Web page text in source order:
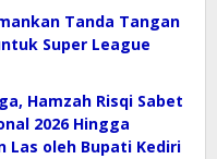
Tanda Tangan
Super League
Hamzah Risqi Sabet
2026 Hingga
Las oleh Bupati Kediri